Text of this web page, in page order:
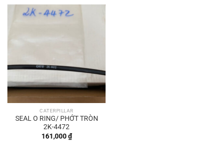
CATERPILLAR
SEAL O RING/ PHỚT TRÒN
2K-4472
161,000₫